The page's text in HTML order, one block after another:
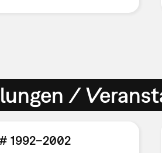
/
1992–2002